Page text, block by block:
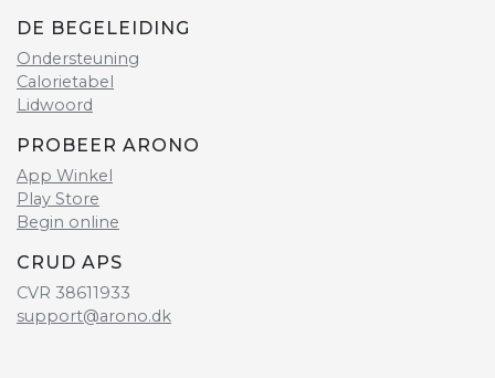
DE BEGELEIDING
Ondersteuning
Calorietabel
Lidwoord
PROBEER ARONO
App Winkel
Play Store
Begin online
CRUD APS
CVR 38611933
support@arono.dk